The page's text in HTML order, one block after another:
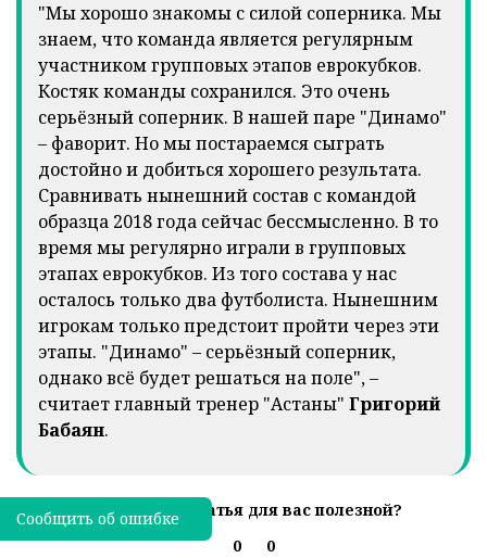
"Мы хорошо знакомы с силой соперника. Мы
знаем, что команда является регулярным
участником групповых этапов еврокубков.
Костяк команды сохранился. Это очень
серьёзный соперник. В нашей паре "Динамо"
– фаворит. Но мы постараемся сыграть
достойно и добиться хорошего результата.
Сравнивать нынешний состав с командой
образца 2018 года сейчас бессмысленно. В то
время мы регулярно играли в групповых
этапах еврокубков. Из того состава у нас
осталось только два футболиста. Нынешним
игрокам только предстоит пройти через эти
этапы. "Динамо" – серьёзный соперник,
однако всё будет решаться на поле", –
считает главный тренер "Астаны" Григорий
Бабаян.
Была ли эта статья для вас полезной?
0
0
Сообщить об ошибке